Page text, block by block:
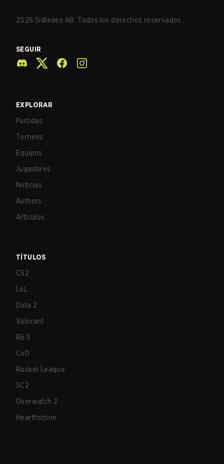
2026 Sidledes AB. Todos los derechos reservados.
SEGUIR
EXPLORAR
Partidas
Torneos
Equipos
Jugadores
Noticias
Authors
Artículos
TÍTULOS
CS2
LoL
Dota 2
Valorant
R6:S
CoD
Rocket League
SC2
Overwatch 2
Hearthstone